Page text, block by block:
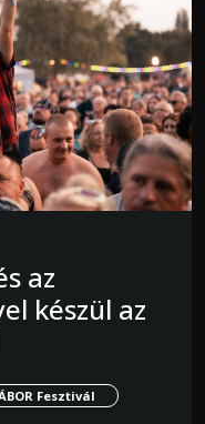
az
készül az
Fesztivál